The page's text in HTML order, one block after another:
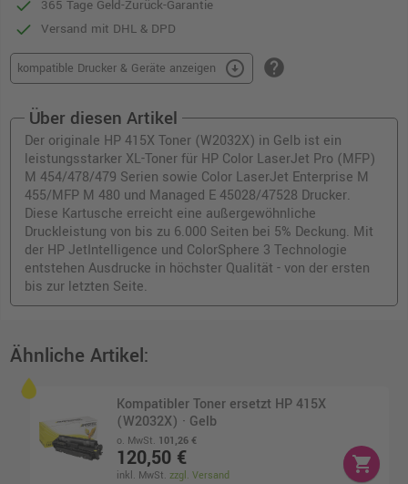
365 Tage Geld-Zurück-Garantie
Versand mit DHL & DPD
kompatible Drucker & Geräte anzeigen arrow_circle_down help
Über diesen Artikel
Der originale HP 415X Toner (W2032X) in Gelb ist ein
leistungsstarker XL-Toner für HP Color LaserJet Pro (MFP)
M 454/478/479 Serien sowie Color LaserJet Enterprise M
455/MFP M 480 und Managed E 45028/47528 Drucker.
Diese Kartusche erreicht eine außergewöhnliche
Druckleistung von bis zu 6.000 Seiten bei 5% Deckung. Mit
der HP JetIntelligence und ColorSphere 3 Technologie
entstehen Ausdrucke in höchster Qualität - von der ersten
bis zur letzten Seite.
Ähnliche Artikel:
Kompatibler Toner ersetzt HP 415X
(W2032X) · Gelb
o. MwSt. 101,26 €
120,50 €
inkl. MwSt.zzgl. Versand
shopping_cart